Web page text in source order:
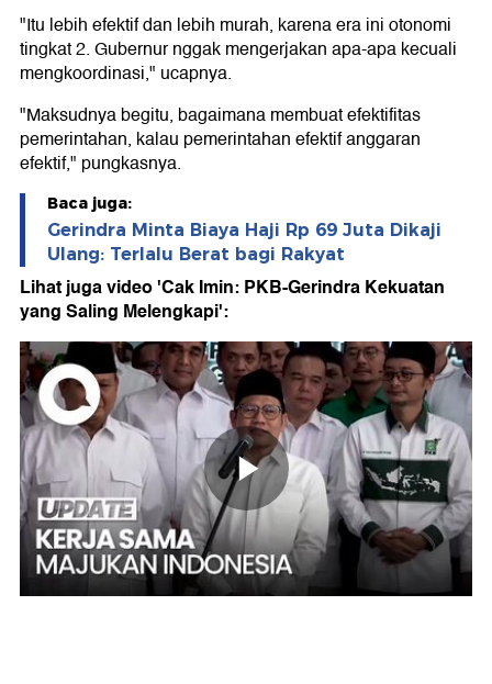
"Itu lebih efektif dan lebih murah, karena era ini otonomi
tingkat 2. Gubernur nggak mengerjakan apa-apa kecuali
mengkoordinasi," ucapnya.
"Maksudnya begitu, bagaimana membuat efektifitas
pemerintahan, kalau pemerintahan efektif anggaran
efektif," pungkasnya.
Baca juga:
Gerindra Minta Biaya Haji Rp 69 Juta Dikaji
Ulang: Terlalu Berat bagi Rakyat
Lihat juga video 'Cak Imin: PKB-Gerindra Kekuatan
yang Saling Melengkapi':